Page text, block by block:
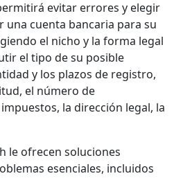
evitar errores y elegir
una cuenta bancaria para su
el nicho y la forma legal
el tipo de su posible
y los plazos de registro,
el número de
la dirección legal, la
le ofrecen soluciones
esenciales, incluidos